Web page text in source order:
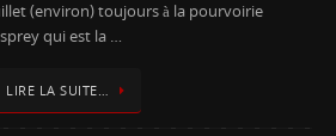
(environ) toujours à la pourvoirie
qui est la …
LIRE LA SUITE…